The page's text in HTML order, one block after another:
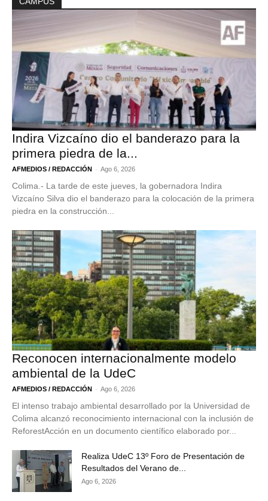
Indira Vizcaíno dio el banderazo para la
primera piedra de la...
AFMEDIOS / REDACCIÓN - Ago 6, 2026
Colima.- La tarde de este jueves, la gobernadora Indira
Vizcaíno Silva dio el banderazo para la colocación de la primera
piedra en la construcción...
Reconocen internacionalmente modelo
ambiental de la UdeC
AFMEDIOS / REDACCIÓN - Ago 6, 2026
El intenso trabajo ambiental desarrollado por la Universidad de
Colima alcanzó reconocimiento internacional con la inclusión de
ReforestAcción en un documento científico elaborado por...
Realiza UdeC 13º Foro de Presentación de
Resultados del Verano de...
Ago 6, 2026